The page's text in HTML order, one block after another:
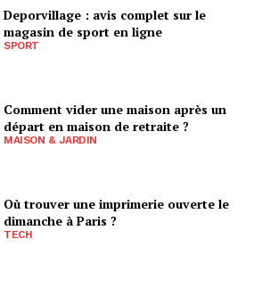
Deporvillage : avis complet sur le
magasin de sport en ligne
SPORT
Comment vider une maison après un
départ en maison de retraite ?
MAISON & JARDIN
Où trouver une imprimerie ouverte le
dimanche à Paris ?
TECH